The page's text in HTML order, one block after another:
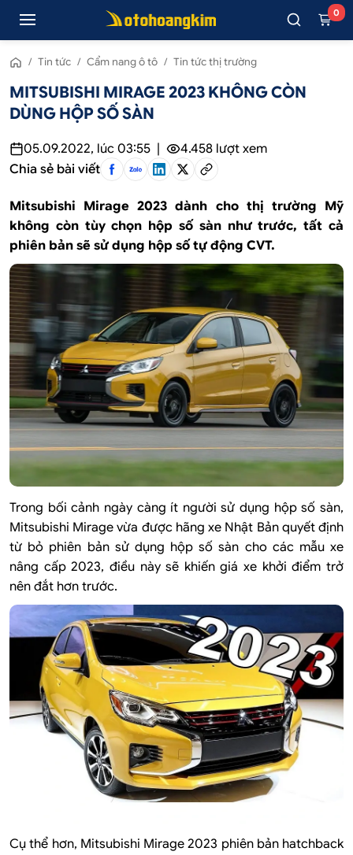
0
/ Tin tức / Cẩm nang ô tô / Tin tức thị trường
MITSUBISHI MIRAGE 2023 KHÔNG CÒN
DÙNG HỘP SỐ SÀN
05.09.2022, lúc 03:55 4.458 lượt xem
Chia sẻ bài viết
Mitsubishi Mirage 2023 dành cho thị trường Mỹ
không còn tùy chọn hộp số sàn như trước, tất cả
phiên bản sẽ sử dụng hộp số tự động CVT.
Trong bối cảnh ngày càng ít người sử dụng hộp số sàn,
Mitsubishi Mirage vừa được hãng xe Nhật Bản quyết định
từ bỏ phiên bản sử dụng hộp số sàn cho các mẫu xe
nâng cấp 2023, điều này sẽ khiến giá xe khởi điểm trở
nên đắt hơn trước.
Cụ thể hơn, Mitsubishi Mirage 2023 phiên bản hatchback